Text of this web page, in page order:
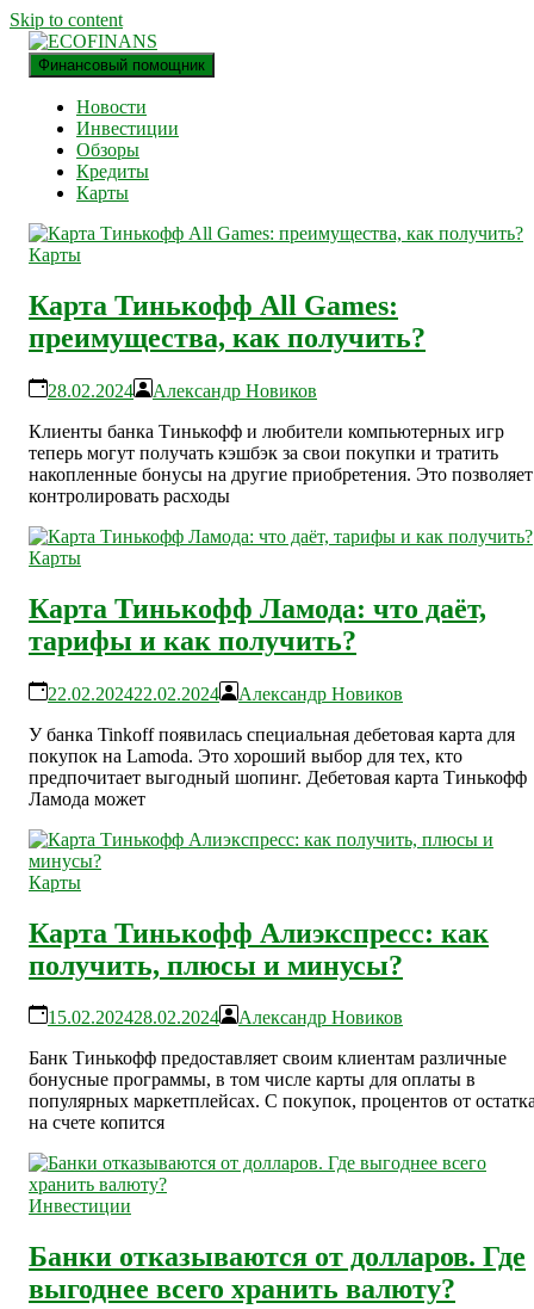
Skip to content
ECOFINANS
финансовый блог
Финансовый помощник
Новости
Инвестиции
Обзоры
Кредиты
Карты
Карты
Карта Тинькофф All Games:
преимущества, как получить?
28.02.2024
Александр Новиков
Клиенты банка Тинькофф и любители компьютерных игр
теперь могут получать кэшбэк за свои покупки и тратить
накопленные бонусы на другие приобретения. Это позволяет
контролировать расходы
Карты
Карта Тинькофф Ламода: что даёт,
тарифы и как получить?
22.02.202422.02.2024
Александр Новиков
У банка Tinkoff появилась специальная дебетовая карта для
покупок на Lamoda. Это хороший выбор для тех, кто
предпочитает выгодный шопинг. Дебетовая карта Тинькофф
Ламода может
Карты
Карта Тинькофф Алиэкспресс: как
получить, плюсы и минусы?
15.02.202428.02.2024
Александр Новиков
Банк Тинькофф предоставляет своим клиентам различные
бонусные программы, в том числе карты для оплаты в
популярных маркетплейсах. С покупок, процентов от
на счете копится
Инвестиции
Банки отказываются от долларов. Где
выгоднее всего хранить валюту?